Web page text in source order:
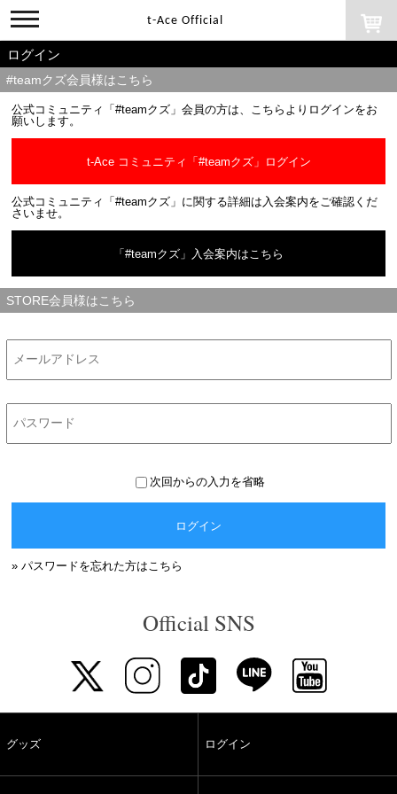
toggle
navigation
t-Ace Official
ログイン
#teamクズ会員様はこちら
公式コミュニティ「#teamクズ」会員の方は、こちらよりログインをお
願いします。
t-Ace コミュニティ「#teamクズ」ログイン
公式コミュニティ「#teamクズ」に関する詳細は入会案内をご確認くだ
さいませ。
「#teamクズ」入会案内はこちら
STORE会員様はこちら
次回からの入力を省略
ログイン
» パスワードを忘れた方はこちら
Official SNS
グッズ ログイン